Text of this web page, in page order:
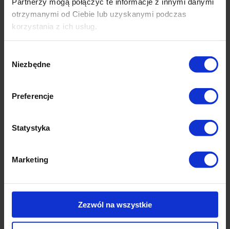
otrzymanymi od Ciebie lub uzyskanymi podczas
korzystania z ich usług.
zgody
Niezbędne
Preferencje
Statystyka
Marketing
Zezwól na wszystkie
kruszywem
Drogi dojazdowe
Przejścia między